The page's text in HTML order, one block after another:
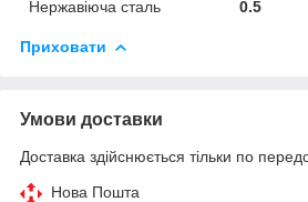
Нержавіюча сталь 0.5
Приховати
Умови доставки
Доставка здійснюється тільки по
Нова Пошта